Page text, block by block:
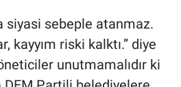
siyasi sebeple atanmaz.
kayyım riski kalktı.” diye
unutmamalıdır ki